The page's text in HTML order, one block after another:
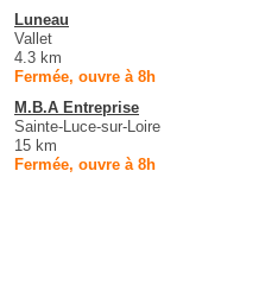
Luneau
Vallet
4.3 km
Fermée, ouvre à 8h
M.B.A Entreprise
Sainte-Luce-sur-Loire
15 km
Fermée, ouvre à 8h